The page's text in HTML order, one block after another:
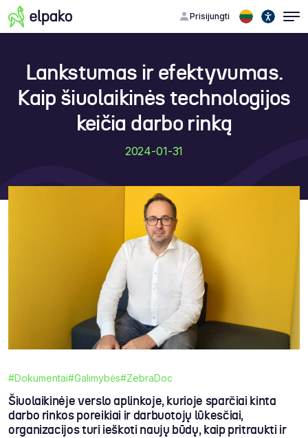
Prisijungti
Lankstumas ir efektyvumas.
Kaip šiuolaikinės technologijos
keičia darbo rinką
2024-01-31
#Dokumentai#Galimybės#ZebraDoc
Šiuolaikinėje verslo aplinkoje, kurioje sparčiai kinta
darbo rinkos poreikiai ir darbuotojų lūkesčiai,
organizacijos turi ieškoti naujų būdų, kaip pritraukti ir